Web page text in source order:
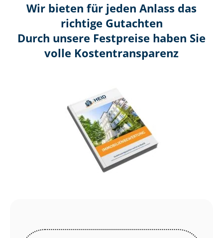
Wir bieten für jeden Anlass das
richtige Gutachten
Durch unsere Festpreise haben Sie
volle Kosten­transparenz